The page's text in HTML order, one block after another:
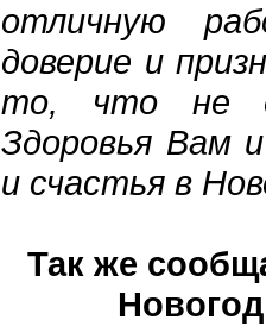
отличную
доверие и
то, что не
Здоровья Вам
и счастья в
Так же